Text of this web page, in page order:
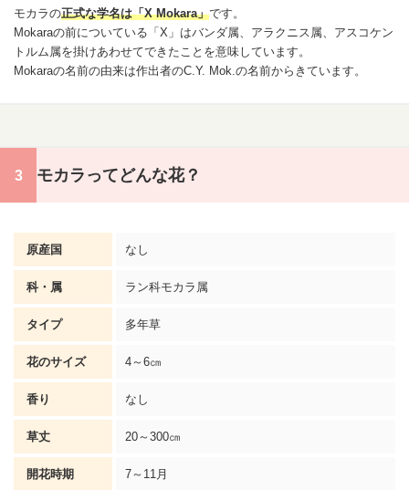
モカラの正式な学名は「X Mokara」です。
Mokaraの前についている「X」はバンダ属、アラクニス属、アスコケン
トルム属を掛けあわせてできたことを意味しています。
Mokaraの名前の由来は作出者のC.Y. Mok.の名前からきています。
モカラってどんな花？
原産国 なし
科・属 ラン科モカラ属
タイプ 多年草
花のサイズ 4～6㎝
香り なし
草丈 20～300㎝
開花時期 7～11月